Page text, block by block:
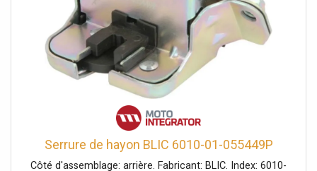
Serrure de hayon BLIC 6010-01-055449P
Côté d'assemblage: arrière. Fabricant: BLIC. Index: 6010-